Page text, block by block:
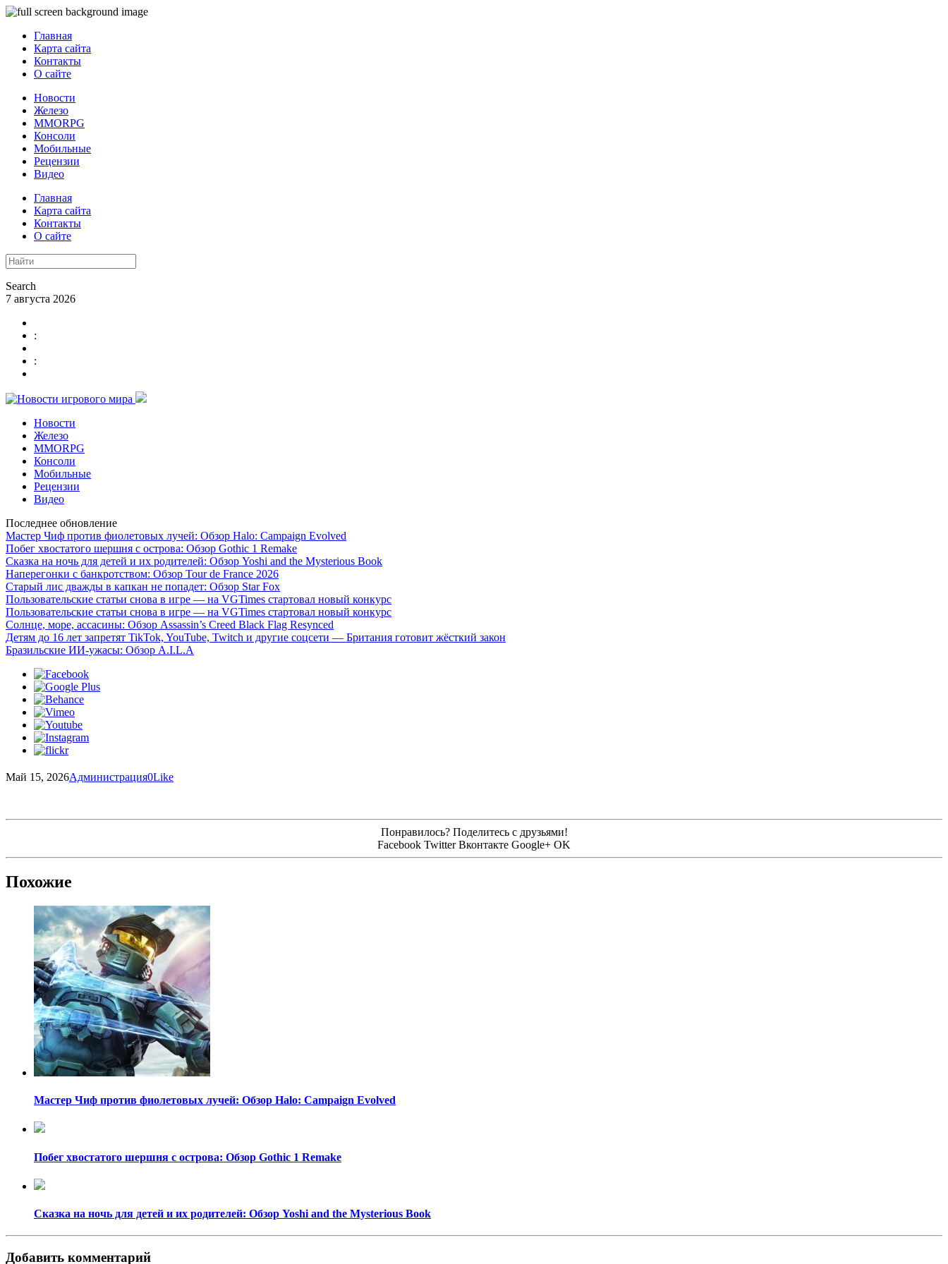
Главная
Карта сайта
Контакты
О сайте
Новости
Железо
MMORPG
Консоли
Мобильные
Рецензии
Видео
Главная
Карта сайта
Контакты
О сайте
Search
7 августа 2026
:
:
Новости
Железо
MMORPG
Консоли
Мобильные
Рецензии
Видео
Последнее обновление
Мастер Чиф против фиолетовых лучей: Обзор Halo: Campaign Evolved
Побег хвостатого шершня с острова: Обзор Gothic 1 Remake
Сказка на ночь для детей и их родителей: Обзор Yoshi and the Mysterious Book
Наперегонки с банкротством: Обзор Tour de France 2026
Старый лис дважды в капкан не попадет: Обзор Star Fox
Пользовательские статьи снова в игре — на VGTimes стартовал новый конкурс
Пользовательские статьи снова в игре — на VGTimes стартовал новый конкурс
Солнце, море, ассасины: Обзор Assassin’s Creed Black Flag Resynced
Детям до 16 лет запретят TikTok, YouTube, Twitch и другие соцсети — Британия готовит жёсткий закон
Бразильские ИИ-ужасы: Обзор A.I.L.A
Май 15, 2026Администрация0Like
Понравилось? Поделитесь с друзьями!
Facebook Twitter Вконтакте Google+ OK
Похожие
Мастер Чиф против фиолетовых лучей: Обзор Halo: Campaign Evolved
Побег хвостатого шершня с острова: Обзор Gothic 1 Remake
Сказка на ночь для детей и их родителей: Обзор Yoshi and the Mysterious Book
Добавить комментарий